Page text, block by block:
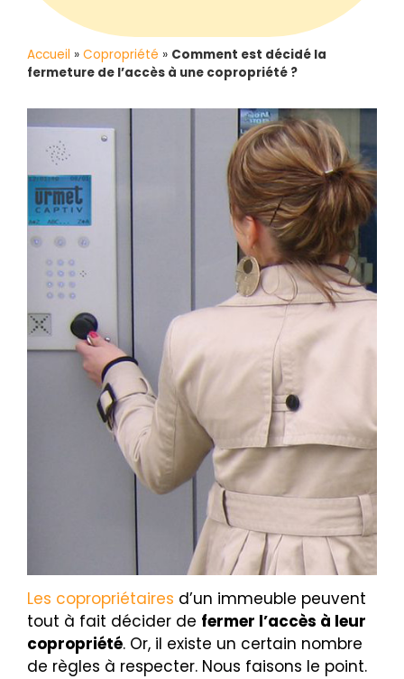
Accueil » Copropriété » Comment est décidé la
fermeture de l’accès à une copropriété ?
Les copropriétaires d’un immeuble peuvent
tout à fait décider de fermer l’accès à leur
copropriété. Or, il existe un certain nombre
de règles à respecter. Nous faisons le point.